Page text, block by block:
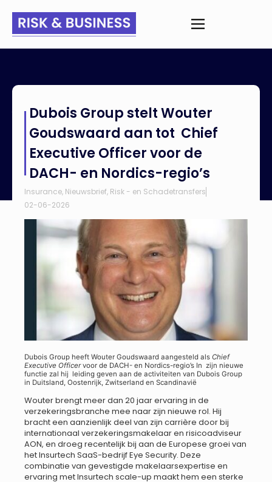
tot Chief Executive Officer voor de DACH- en Nordics-regio’s
Dubois Group stelt Wouter
Goudswaard aan tot Chief
Executive Officer voor de
DACH- en Nordics-regio’s
Insurance, Nieuwsbrief, Risk - en Schadetransfers
02-06-2026
Dubois Group heeft Wouter Goudswaard aangesteld als Chief
Executive Officervoor de DACH- en Nordics-regio’s In zijn nieuwe
functie zal hij leiding geven aan de activiteiten van Dubois Group
in Duitsland, Oostenrijk, Zwitserland en Scandinavië
Wouter brengt meer dan 20 jaar ervaring in de
verzekeringsbranche mee naar zijn nieuwe rol. Hij
bracht een aanzienlijk deel van zijn carrière door bij
internationaal verzekeringsmakelaar en risicoadviseur
AON, en droeg recentelijk bij aan de Europese groei van
het Insurtech SaaS-bedrijf Eye Security. Deze
combinatie van gevestigde makelaarsexpertise en
ervaring met Insurtech scale-up maakt hem een sterke